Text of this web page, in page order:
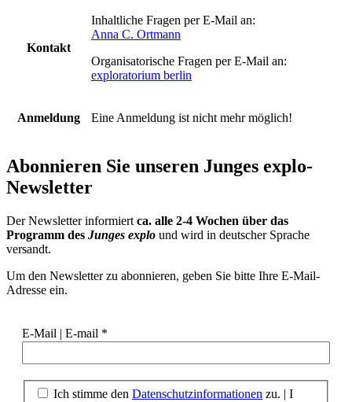
Kontakt
Inhaltliche Fragen per E-Mail an:
Anna C. Ortmann
Organisatorische Fragen per E-Mail an:
exploratorium berlin
Anmeldung Eine Anmeldung ist nicht mehr möglich!
Abonnieren Sie unseren Junges explo-
Newsletter
Der Newsletter informiert ca. alle 2-4 Wochen über das
Programm des Junges explo und wird in deutscher Sprache
versandt.
Um den Newsletter zu abonnieren, geben Sie bitte Ihre E-Mail-
Adresse ein.
E-Mail | E-mail *
Ich stimme den Datenschutzinformationen zu. | I